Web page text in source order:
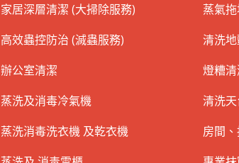
家居深層清潔 (大掃除服務)
高效蟲控防治 (滅蟲服務)
辦公室清潔
蒸洗及消毒冷氣機
蒸洗消毒洗衣機 及乾衣機
蒸氣
清洗
燈糟
清洗
房間